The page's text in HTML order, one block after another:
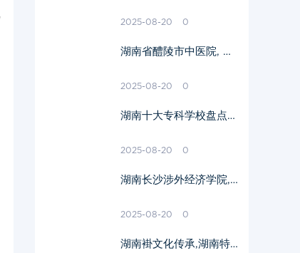
站深度解析
2025-08-20 0
湖南省醴陵市中医院, 医
区域医疗水平解析
2025-08-20 0
湖南十大专科学校盘点-
2025-08-20 0
湖南长沙涉外经济学院,
析学院优势
2025-08-20 0
湖南褂文化传承,湖南特